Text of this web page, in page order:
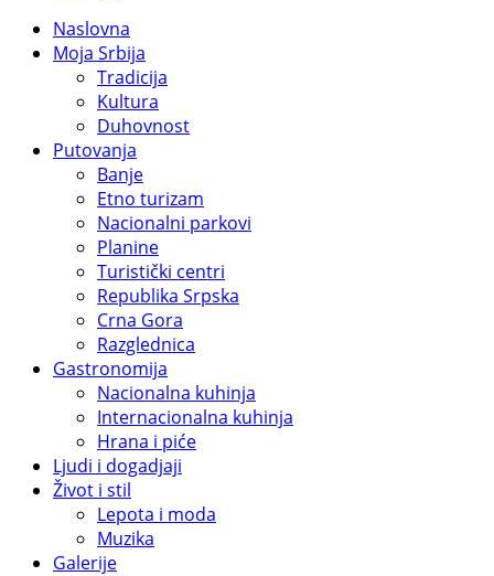
Naslovna
Moja Srbija
Tradicija
Kultura
Duhovnost
Putovanja
Banje
Etno turizam
Nacionalni parkovi
Planine
Turistički centri
Republika Srpska
Crna Gora
Razglednica
Gastronomija
Nacionalna kuhinja
Internacionalna kuhinja
Hrana i piće
Ljudi i dogadjaji
Život i stil
Lepota i moda
Muzika
Galerije